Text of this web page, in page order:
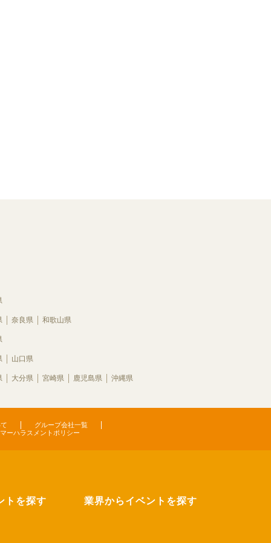
奈良県 和歌山県
山口県
大分県 宮崎県 鹿児島県 沖縄県
グループ会社一覧
ーハラスメントポリシー
トを探す 業界からイベントを探す